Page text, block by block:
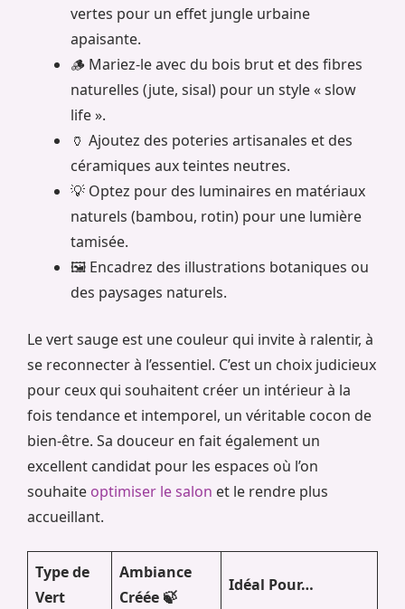
vertes pour un effet jungle urbaine
apaisante.
🪵 Mariez-le avec du bois brut et des fibres
naturelles (jute, sisal) pour un style « slow
life ».
🏺 Ajoutez des poteries artisanales et des
céramiques aux teintes neutres.
💡 Optez pour des luminaires en matériaux
naturels (bambou, rotin) pour une lumière
tamisée.
🖼️ Encadrez des illustrations botaniques ou
des paysages naturels.
Le vert sauge est une couleur qui invite à ralentir, à
se reconnecter à l’essentiel. C’est un choix judicieux
pour ceux qui souhaitent créer un intérieur à la
fois tendance et intemporel, un véritable cocon de
bien-être. Sa douceur en fait également un
excellent candidat pour les espaces où l’on
souhaite optimiser le salon et le rendre plus
accueillant.
Type de
Vert
Ambiance
Créée 🍃
Idéal Pour…